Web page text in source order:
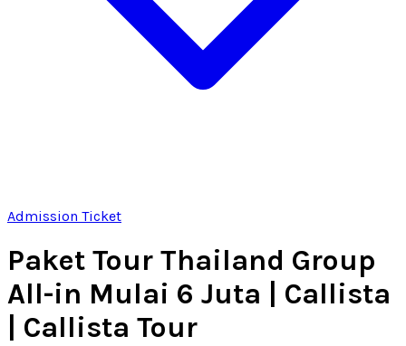
Admission Ticket
Paket Tour Thailand Group
All-in Mulai 6 Juta | Callista
| Callista Tour